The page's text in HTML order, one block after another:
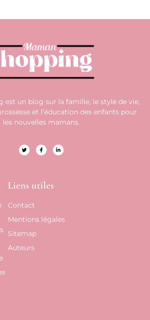
est un blog sur la famille, le style de vie,
et l’éducation des enfants pour
les nouvelles mamans.
Liens utiles
Contact
Mentions légales
Sitemap
Auteurs